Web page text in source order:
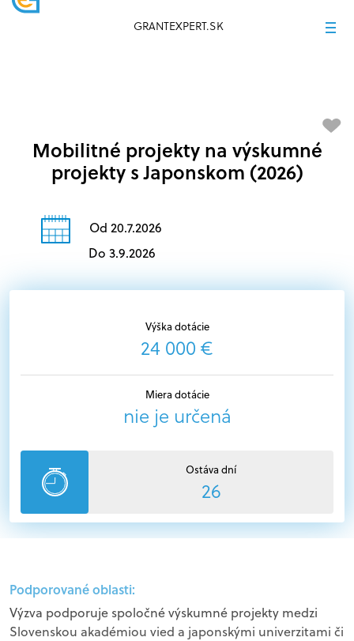
GRANTEXPERT.SK
Výška dotácie
24 000 €
Miera dotácie
nie je určená
Ostáva dní
26
Mobilitné projekty na výskumné
projekty s Japonskom (2026)
Od 20.7.2026
Do 3.9.2026
Podporované oblasti:
Výzva podporuje spoločné výskumné projekty medzi
Slovenskou akadémiou vied a japonskými univerzitami či